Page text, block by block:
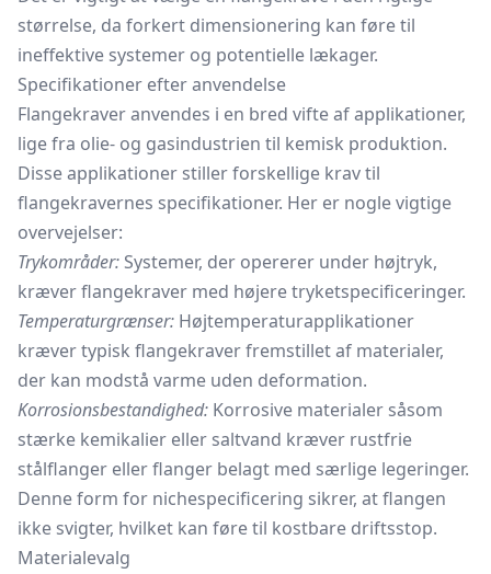
størrelse, da forkert dimensionering kan føre til
ineffektive systemer og potentielle lækager.
Specifikationer efter anvendelse
Flangekraver anvendes i en bred vifte af applikationer,
lige fra olie- og gasindustrien til kemisk produktion.
Disse applikationer stiller forskellige krav til
flangekravernes specifikationer. Her er nogle vigtige
overvejelser:
Trykområder: Systemer, der opererer under højtryk,
kræver flangekraver med højere tryketspecificeringer.
Temperaturgrænser: Højtemperaturapplikationer
kræver typisk flangekraver fremstillet af materialer,
der kan modstå varme uden deformation.
Korrosionsbestandighed: Korrosive materialer såsom
stærke kemikalier eller saltvand kræver rustfrie
stålflanger eller flanger belagt med særlige legeringer.
Denne form for nichespecificering sikrer, at flangen
ikke svigter, hvilket kan føre til kostbare driftsstop.
Materialevalg